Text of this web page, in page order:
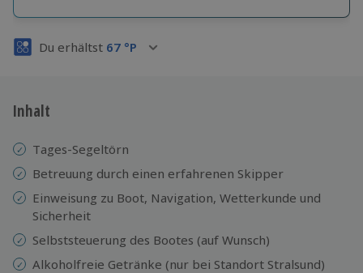
Volle Flexibilität
3 Jahre gültig & verlängerbar.
Du erhältst 67 °P
Inhalt
Tages-Segeltörn
Betreuung durch einen erfahrenen Skipper
Einweisung zu Boot, Navigation, Wetterkunde und
Sicherheit
Selbststeuerung des Bootes (auf Wunsch)
Alkoholfreie Getränke (nur bei Standort Stralsund)